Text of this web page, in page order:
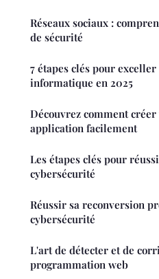
Réseaux sociaux :
de sécurité
7 étapes clés pour
informatique en 2025
Découvrez comment
application facilement
Les étapes clés pour
cybersécurité
Réussir sa reconversion
cybersécurité
L'art de détecter et de
programmation web